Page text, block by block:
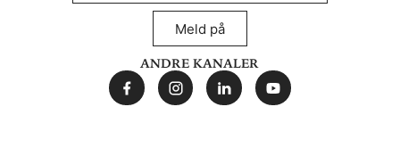
Meld på
Andre kanaler